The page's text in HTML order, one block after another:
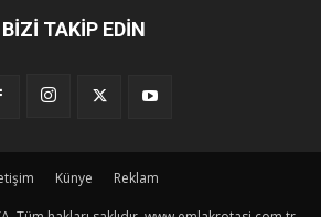
BİZİ TAKİP EDİN
Künye Reklam